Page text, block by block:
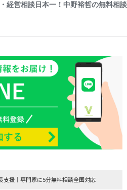
支援｜専門家に5分無料相談全国対応